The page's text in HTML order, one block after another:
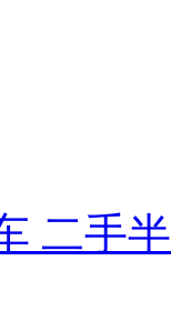
二手